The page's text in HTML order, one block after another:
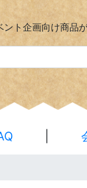
ント企画向け商品